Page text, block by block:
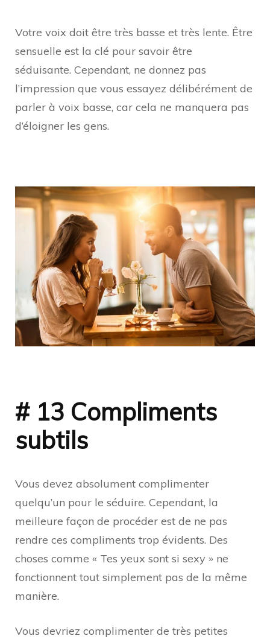
Votre voix doit être très basse et très lente. Être
sensuelle est la clé pour savoir être
séduisante. Cependant, ne donnez pas
l’impression que vous essayez délibérément de
parler à voix basse, car cela ne manquera pas
d’éloigner les gens.
# 13 Compliments
subtils
Vous devez absolument complimenter
quelqu’un pour le séduire. Cependant, la
meilleure façon de procéder est de ne pas
rendre ces compliments trop évidents. Des
choses comme « Tes yeux sont si sexy » ne
fonctionnent tout simplement pas de la même
manière.
Vous devriez complimenter de très petites